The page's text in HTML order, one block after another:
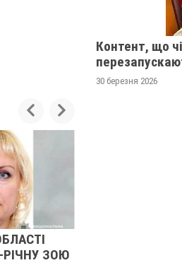
ЗОЮ
РІЧНИЙ ВОЇН ІЗ
Контент, що
30 березня 2026